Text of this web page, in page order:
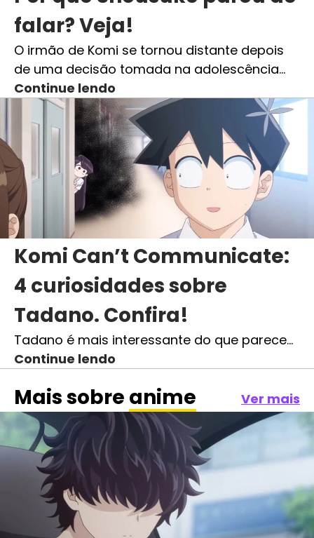
falar? Veja!
O irmão de Komi se tornou distante depois
de uma decisão tomada na adolescência…
Continue lendo
Komi Can’t Communicate:
4 curiosidades sobre
Tadano. Confira!
Tadano é mais interessante do que parece…
Continue lendo
Mais sobre anime Ver mais